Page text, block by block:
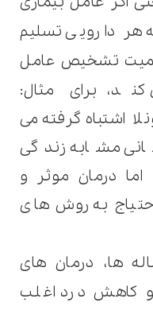
هر دارویی تسلیم
تشخیص عامل
برای مثال:
اشتباه گرفته می
مشابه زندگی
اما درمان موثر و
به روش های
ها، درمان های
و کاهش درد اغلب